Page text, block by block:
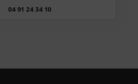
04 91 24 34 10